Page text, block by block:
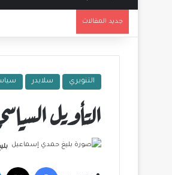
جديد المقالات
التنويري سلايدر
التأويل